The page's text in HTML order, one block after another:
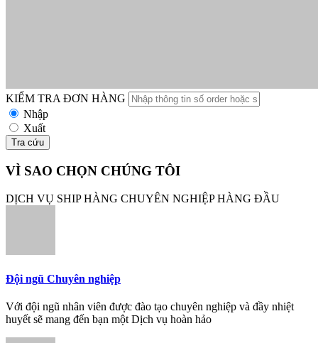
KIỂM TRA ĐƠN HÀNG
Nhập
Xuất
Tra cứu
VÌ SAO CHỌN CHÚNG TÔI
DỊCH VỤ SHIP HÀNG CHUYÊN NGHIỆP HÀNG ĐẦU
Đội ngũ Chuyên nghiệp
Với đội ngũ nhân viên được đào tạo chuyên nghiệp và đầy nhiệt
huyết sẽ mang đến bạn một Dịch vụ hoàn hảo